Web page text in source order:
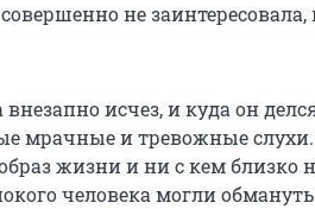
не
внезапно исчез, и куда он
мрачные и тревожные
жизни и ни с кем близко
человека могли